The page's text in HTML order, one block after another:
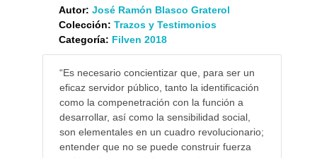
Autor: José Ramón Blasco Graterol
Colección: Trazos y Testimonios
Categoría: Filven 2018
“Es necesario concientizar que, para ser un
eficaz servidor público, tanto la identificación
como la compenetración con la función a
desarrollar, así como la sensibilidad social,
son elementales en un cuadro revolucionario;
entender que no se puede construir fuerza